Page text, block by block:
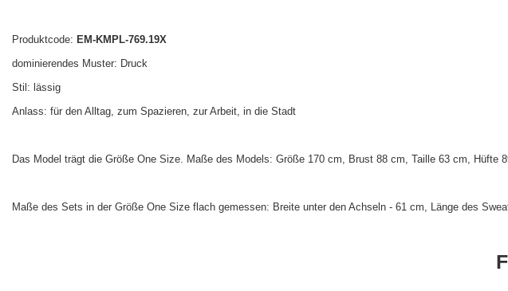
Produktcode: EM-KMPL-769.19X
dominierendes Muster: Druck
Stil: lässig
Anlass: für den Alltag, zum Spazieren, zur Arbeit, in die Stadt
Das Model trägt die Größe One Size. Maße des Models: Größe 170 cm, Brust 88 cm, Taille 63 cm, Hüfte
Maße des Sets in der Größe One Size flach gemessen: Breite unter den Achseln - 61 cm, Länge des